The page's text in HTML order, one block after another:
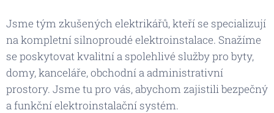
Jsme tým zkušených elektrikářů, kteří se specializují
na kompletní silnoproudé elektroinstalace. Snažíme
se poskytovat kvalitní a spolehlivé služby pro byty,
domy, kanceláře, obchodní a administrativní
prostory. Jsme tu pro vás, abychom zajistili bezpečný
a funkční elektroinstalační systém.